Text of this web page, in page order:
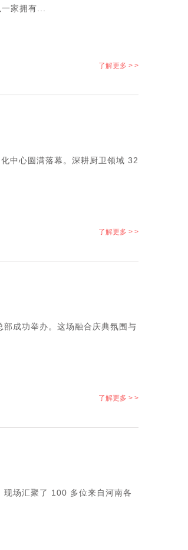
家拥有...
了解更多 > >
中心圆满落幕。深耕厨卫领域 32
了解更多 > >
成功举办。这场融合庆典氛围与
了解更多 > >
现场汇聚了 100 多位来自河南各